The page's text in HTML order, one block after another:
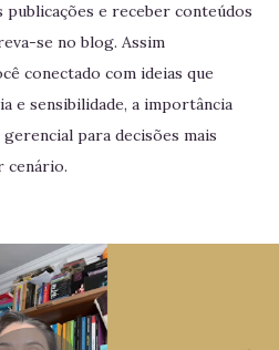
publicações e receber conteúdos
se no blog. Assim
conectado com ideias que
e sensibilidade, a importância
para decisões mais
cenário.